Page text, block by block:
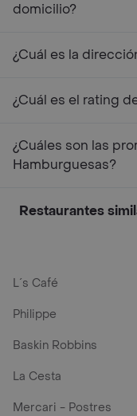
domicilio?
¿Cuál es la
¿Cuál es el rating
¿Cuáles son las
Hamburguesas?
Restaurantes
L´s Café
Philippe
Baskin Robbins
La Cesta
Mercari - Postres